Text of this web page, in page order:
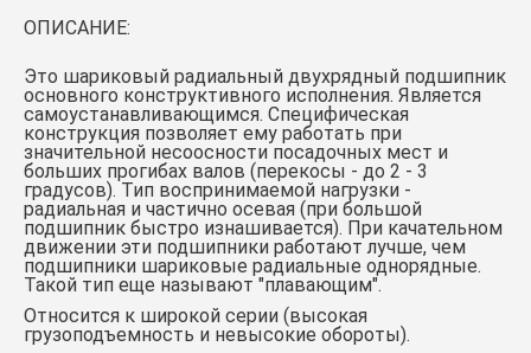
ОПИСАНИЕ:
Это шариковый радиальный двухрядный подшипник
основного конструктивного исполнения. Является
самоустанавливающимся. Специфическая
конструкция позволяет ему работать при
значительной несоосности посадочных мест и
больших прогибах валов (перекосы - до 2 - 3
градусов). Тип воспринимаемой нагрузки -
радиальная и частично осевая (при большой
подшипник быстро изнашивается). При качательном
движении эти подшипники работают лучше, чем
подшипники шариковые радиальные однорядные.
Такой тип еще называют "плавающим".
Относится к широкой серии (высокая
грузоподъемность и невысокие обороты).